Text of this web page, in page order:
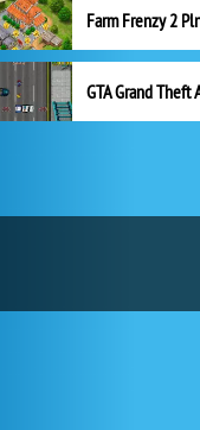
GTA Grand Theft